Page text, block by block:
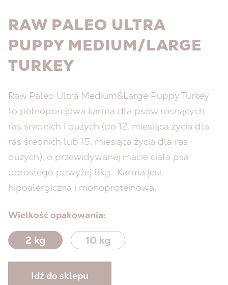
RAW PALEO ULTRA
PUPPY MEDIUM/LARGE
TURKEY
Raw Paleo Ultra Medium&Large Puppy Turkey
to pełnoporcjowa karma dla psów rosnących
ras średnich i dużych (do 12. miesiąca życia dla
ras średnich lub 15. miesiąca życia dla ras
dużych), o przewidywanej macie ciała psa
dorosłego powyżej 8kg.. Karma jest
hipoalergiczna i monoproteinowa.
Wielkość opakowania:
2 kg 10 kg
Idź do sklepu